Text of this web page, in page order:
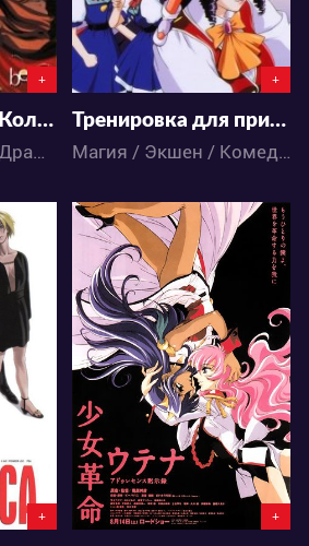
+
Сага о Харлоке: Кольцо Нибелунга
Космос / Экшен / Драма / Приключения / Фантастика / Аниме
+
Тренировка для принцессы
Магия / Экшен / Комедия / Меха / Фантастика / Аниме
+
6352
1 4
+